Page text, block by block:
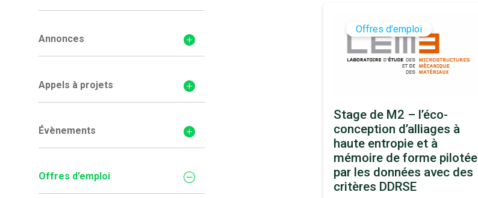
Annonces
Appels à projets
Évènements
Offres d’emploi
Offres d’emploi
Stage de M2 – l’éco-
conception d’alliages à
haute entropie et à
mémoire de forme pilotée
par les données avec des
critères DDRSE